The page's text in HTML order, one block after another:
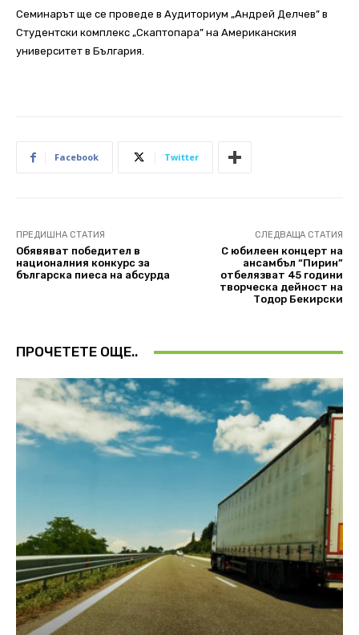
Семинарът ще се проведе в Аудиториум „Андрей Делчев” в
Студентски комплекс „Скаптопара” на Американския
университет в България.
Facebook Twitter
ПРЕДИШНА СТАТИЯ
Обявяват победител в
националния конкурс за
българска пиеса на абсурда
СЛЕДВАЩА СТАТИЯ
С юбилеен концерт на
ансамбъл “Пирин”
отбелязват 45 години
творческа дейност на
Тодор Бекирски
ПРОЧЕТЕТЕ ОЩЕ..